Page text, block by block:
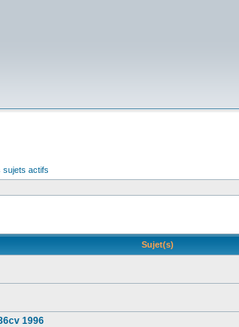
sujets actifs
Sujet(s)
1996